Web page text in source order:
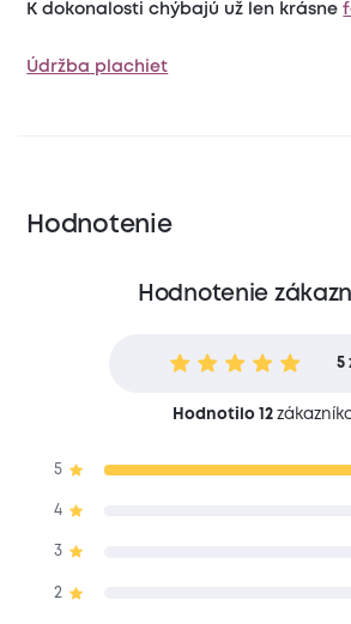
K dokonalosti chýbajú už len krásne
Údržba plachiet
Hodnotenie
Hodnotenie
5
Hodnotilo 12
5
4
3
2